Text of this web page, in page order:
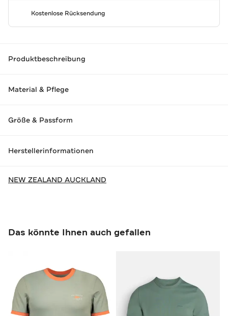
Kostenlose Rücksendung
Produktbeschreibung
Material & Pflege
Größe & Passform
Herstellerinformationen
NEW ZEALAND AUCKLAND
Das könnte Ihnen auch gefallen